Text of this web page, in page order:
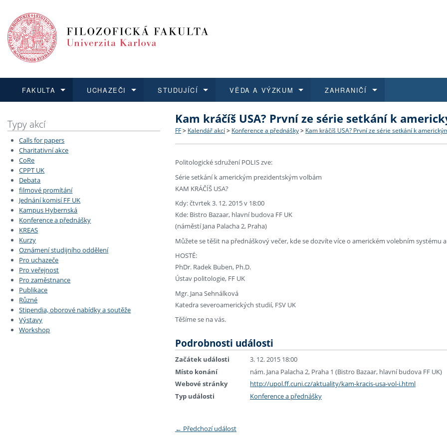
FAKULTA
Dozvědět se více
Struktura a historie
Strategie a další dokumenty
Fakultní školy FF UK
Pro
UCHAZEČI
Podat přihlášku
Co studovat a jak se přihlásit
Učitelské studijní programy
STUDUJÍCÍ
Dozvědět se více
Bakalářské a magisterské studium
Doktorské studium
VĚDA A VÝZKUM
Dozvědět se více
O vědě a výzkumu na FF UK
Akademické kvalifikace
ZAHRANIČÍ
Dozvědět se více
Aktuální nabídky a výběrová řízení
Vyjíždějící studenti
Typy akcí
Calls for papers
Charitativní akce
CoRe
CPPT UK
Debata
filmové promítání
Jednání komisí FF UK
Kampus Hybernská
Konference a přednášky
KREAS
Kurzy
Oznámení studijního oddělení
Pro uchazeče
Pro veřejnost
Pro zaměstnance
Publikace
Různé
Stipendia, oborové nabídky a soutěže
Výstavy
Workshop
Kam kráčíš USA? První ze série setkání k
FF > Kalendář akcí > Konference a přednášky > Kam kráčíš USA? První ze série setkání k
Politologické sdružení POLIS zve:
Série setkání k americkým prezidentským volbám
KAM KRÁČÍŠ USA?
Kdy: čtvrtek 3. 12. 2015 v 18:00
Kde: Bistro Bazaar, hlavní budova FF UK
(náměstí Jana Palacha 2, Praha)
Můžete se těšit na přednáškový večer, kde se dozvíte více o americkém volebním
HOSTÉ:
PhDr. Radek Buben, Ph.D.
Ústav politologie, FF UK
Mgr. Jana Sehnálková
Katedra severoamerických studií, FSV UK
Těšíme se na vás.
Podrobnosti události
Začátek události
3. 12. 2015 18:00
Místo konání
nám. Jana Palacha 2, Praha 1 (Bistro Bazaar, hlavní budova FF UK)
Webové stránky
http://upol.ff.cuni.cz/aktuality/kam-kracis-usa-vol-i.html
Typ události
Konference a přednášky
← Předchozí událost